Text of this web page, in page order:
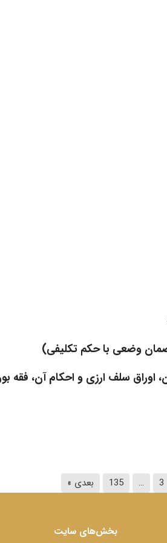
وضعی با حکم تکلیفی)
اوراق سلف ارزی و احکام آن، فقه
3
…
135 بعدی »
بخش‌های سایت